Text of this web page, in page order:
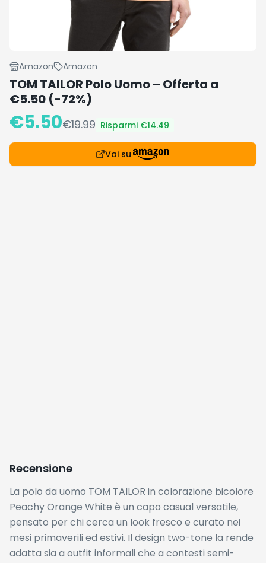
Amazon Amazon
TOM TAILOR Polo Uomo – Offerta a
€5.50 (-72%)
€5.50€19.99 Risparmi €14.49
Vai su
✓Colorazione bicolore originale e attuale, adatta alla
stagione estiva
✓
TOM TAILOR è un brand affidabile con una buona
reputazione nella fascia casual
CONTRO